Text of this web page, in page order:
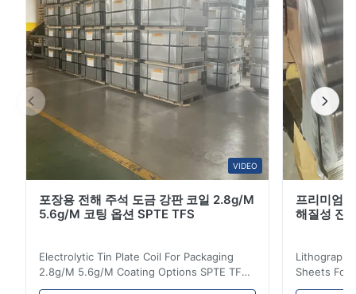
러운 표면직경 및 두께의 높은 정밀도ERW 기술을 이용한
강력한 용접부표준 및 맞춤형 사양으로 제공열간 아연 도
금 파이프의 비용 효율적인 대안제품 사양상품열간 아연
도금 및 사전 아연 도금 강관...
VIDEO
포장용 전해 주석 도금 강판 코일 2.8g/M
5.6g/M 코팅 옵션 SPTE TFS
Electrolytic Tin Plate Coil For Packaging
2.8g/M 5.6g/M Coating Options SPTE TFS
Electrolytic Tin Plate Coil for Packaging -
프리미엄
해질성 진
Sheets For
929mm